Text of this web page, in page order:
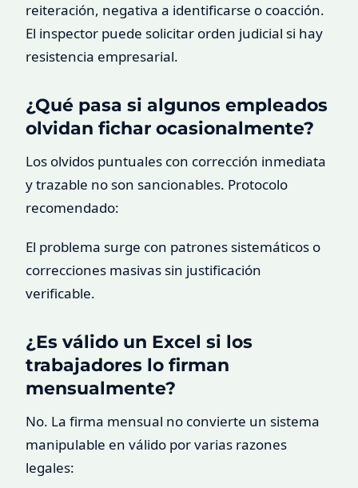
reiteración, negativa a identificarse o coacción.
El inspector puede solicitar orden judicial si hay
resistencia empresarial.
¿Qué pasa si algunos empleados
olvidan fichar ocasionalmente?
Los olvidos puntuales con corrección inmediata
y trazable no son sancionables. Protocolo
recomendado:
El problema surge con patrones sistemáticos o
correcciones masivas sin justificación
verificable.
¿Es válido un Excel si los
trabajadores lo firman
mensualmente?
No. La firma mensual no convierte un sistema
manipulable en válido por varias razones
legales: